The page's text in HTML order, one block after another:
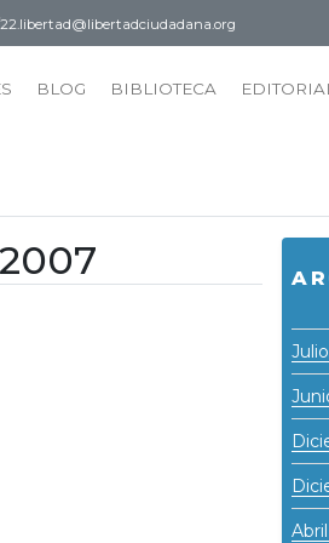
libertad@libertadciudadana.org
BLOG BIBLIOTECA EDITORIAL